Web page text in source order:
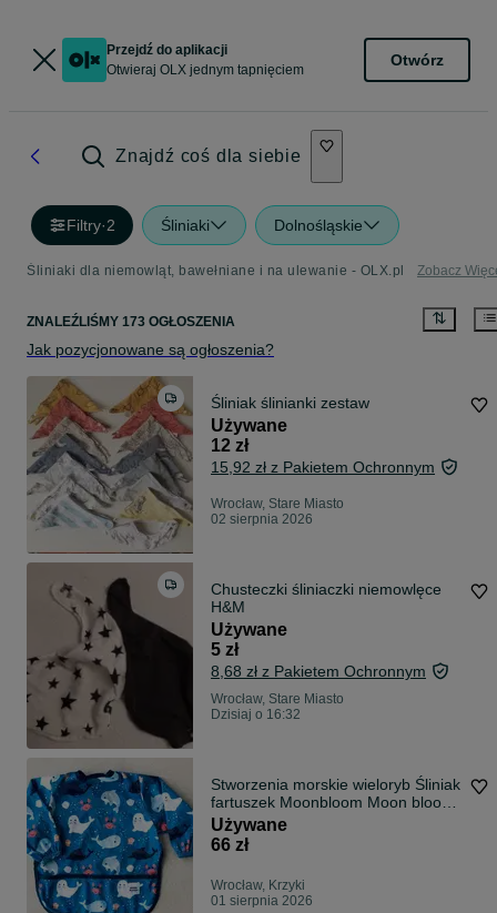
Przejdź do aplikacji
Otwieraj OLX jednym tapnięciem
Otwórz
Znajdź coś dla siebie
Filtry·2 Śliniaki Dolnośląskie
Śliniaki dla niemowląt, bawełniane i na ulewanie - OLX.pl Zobacz
ZNALEŹLIŚMY 173 OGŁOSZENIA
Jak pozycjonowane są ogłoszenia?
Śliniak ślinianki zestaw
Używane
12 zł
15,92 zł z Pakietem Ochronnym
Wrocław, Stare Miasto
02 sierpnia 2026
Chusteczki śliniaczki niemowlęce
H&M
Używane
5 zł
8,68 zł z Pakietem Ochronnym
Wrocław, Stare Miasto
Dzisiaj o 16:32
Stworzenia morskie wieloryb Śliniak
fartuszek Moonbloom Moon bloom
BLW
Używane
66 zł
Wrocław, Krzyki
01 sierpnia 2026